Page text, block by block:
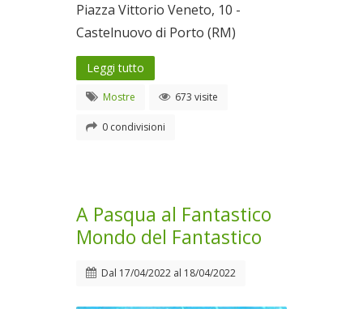
Piazza Vittorio Veneto, 10 -
Castelnuovo di Porto (RM)
Leggi tutto
Mostre 673 visite
0 condivisioni
A Pasqua al Fantastico
Mondo del Fantastico
Dal 17/04/2022 al 18/04/2022